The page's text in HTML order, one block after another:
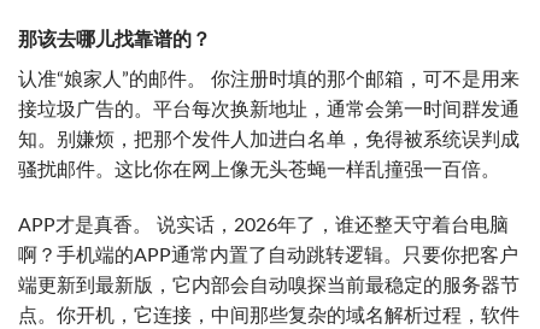
那该去哪儿找靠谱的？
认准“娘家人”的邮件。 你注册时填的那个邮箱，可不是用来
接垃圾广告的。平台每次换新地址，通常会第一时间群发通
知。别嫌烦，把那个发件人加进白名单，免得被系统误判成
骚扰邮件。这比你在网上像无头苍蝇一样乱撞强一百倍。
APP才是真香。 说实话，2026年了，谁还整天守着台电脑
啊？手机端的APP通常内置了自动跳转逻辑。只要你把客户
端更新到最新版，它内部会自动嗅探当前最稳定的服务器节
点。你开机，它连接，中间那些复杂的域名解析过程，软件